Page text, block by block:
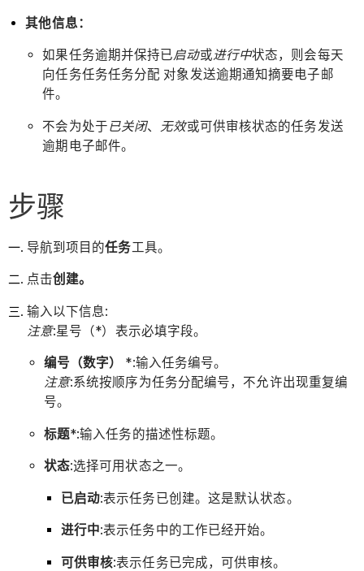
其他信息：
如果任务逾期并保持已启动或进行中状态，则会每天
向任务任务任务分配 对象发送逾期通知摘要电子邮
件。
不会为处于已关闭、 无效或可供审核状态的任务发送
逾期电子邮件。
步骤
导航到项目的任务工具。
点击创建。
输入以下信息:
注意:星号（*）表示必填字段。
编号（数字）
*:输入任务编号。
注意:系统按顺序为任务分配编号，不允许出现重复编
号。
标题*:输入任务的描述性标题。
状态:选择可用状态之一。
已启动:表示任务已创建。这是默认状态。
进行中:表示任务中的工作已经开始。
可供审核:表示任务已完成，可供审核。